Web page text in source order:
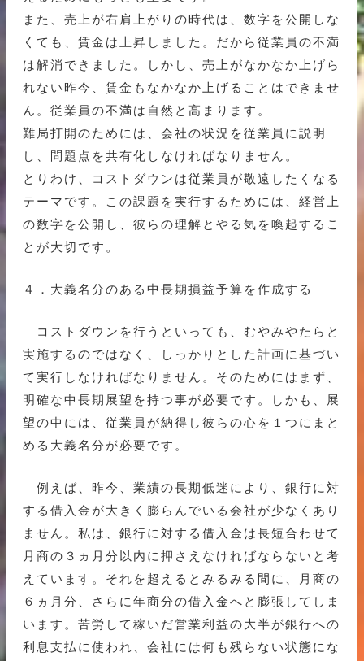
また、売上が右肩上がりの時代は、数字を公開しな
くても、賃金は上昇しました。だから従業員の不満
は解消できました。しかし、売上がなかなか上げら
れない昨今、賃金もなかなか上げることはできませ
ん。従業員の不満は自然と高まります。
難局打開のためには、会社の状況を従業員に説明
し、問題点を共有化しなければなりません。
とりわけ、コストダウンは従業員が敬遠したくなる
テーマです。この課題を実行するためには、経営上
の数字を公開し、彼らの理解とやる気を喚起するこ
とが大切です。
４．大義名分のある中長期損益予算を作成する
コストダウンを行うといっても、むやみやたらと
実施するのではなく、しっかりとした計画に基づい
て実行しなければなりません。そのためにはまず、
明確な中長期展望を持つ事が必要です。しかも、展
望の中には、従業員が納得し彼らの心を１つにまと
める大義名分が必要です。
例えば、昨今、業績の長期低迷により、銀行に対
する借入金が大きく膨らんでいる会社が少なくあり
ません。私は、銀行に対する借入金は長短合わせて
月商の３ヵ月分以内に押さえなければならないと考
えています。それを超えるとみるみる間に、月商の
６ヵ月分、さらに年商分の借入金へと膨張してしま
います。苦労して稼いだ営業利益の大半が銀行への
利息支払に使われ、会社には何も残らない状態にな